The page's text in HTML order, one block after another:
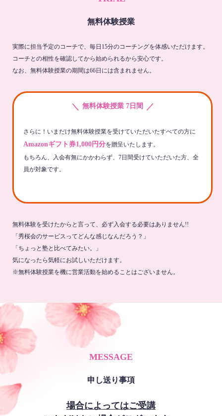
無料体験授業
実際に担当予定のコーチで、毎日15分のコーチングを体感いただけます。
コーチとの相性を確認してから始められるから安心です。
なお、無料体験授業の期間は66日には含まれません。
＼ 無料体験授業 7日間 ／
さらに！いまだけ無料体験授業を受けていただいたすべての方に
Amazonギフト券1,000円分を贈呈いたします。
もちろん、入会有無にかかわらず、7日間受けていただいた方、全
員が対象です。
無料体験を受けたからと言って、必ず入会する必要はありません!!
「秀桜会のサービスってどんな感じなんだろう？」
「ちょっと塾と比べてみたい。」
気になったら気軽にお試しいただけます。
※無料体験授業を機に営業活動を始めることはございません。
MESSAGE
申し送り事項
場合によってはご受講